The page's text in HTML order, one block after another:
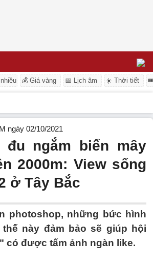
💰 Giá vàng 📅 Lịch âm ☀️ Thời tiết
ngày 02/10/2021
đu ngắm biển mây
2000m: View sống
ở Tây Bắc
photoshop, những bức hình
này đảm bảo sẽ giúp hội
có được tấm ảnh ngàn like.